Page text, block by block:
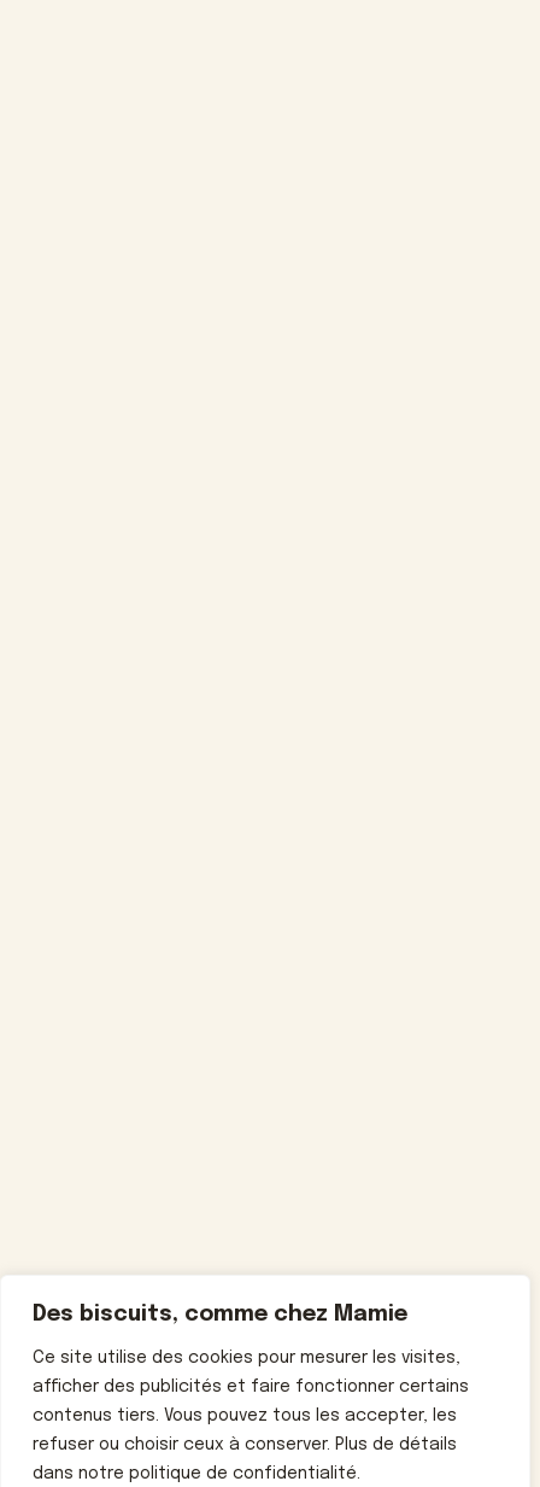
Des biscuits, comme chez Mamie
Ce site utilise des cookies pour mesurer les visites,
afficher des publicités et faire fonctionner certains
contenus tiers. Vous pouvez tous les accepter, les
refuser ou choisir ceux à conserver. Plus de détails
dans notre politique de confidentialité.